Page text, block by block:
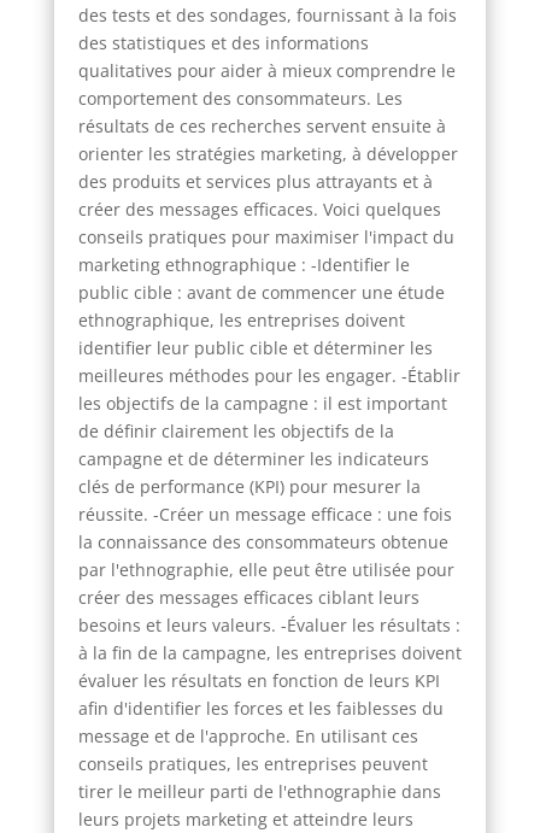
des tests et des sondages, fournissant à la fois
des statistiques et des informations
qualitatives pour aider à mieux comprendre le
comportement des consommateurs. Les
résultats de ces recherches servent ensuite à
orienter les stratégies marketing, à développer
des produits et services plus attrayants et à
créer des messages efficaces. Voici quelques
conseils pratiques pour maximiser l'impact du
marketing ethnographique : -Identifier le
public cible : avant de commencer une étude
ethnographique, les entreprises doivent
identifier leur public cible et déterminer les
meilleures méthodes pour les engager. -Établir
les objectifs de la campagne : il est important
de définir clairement les objectifs de la
campagne et de déterminer les indicateurs
clés de performance (KPI) pour mesurer la
réussite. -Créer un message efficace : une fois
la connaissance des consommateurs obtenue
par l'ethnographie, elle peut être utilisée pour
créer des messages efficaces ciblant leurs
besoins et leurs valeurs. -Évaluer les résultats :
à la fin de la campagne, les entreprises doivent
évaluer les résultats en fonction de leurs KPI
afin d'identifier les forces et les faiblesses du
message et de l'approche. En utilisant ces
conseils pratiques, les entreprises peuvent
tirer le meilleur parti de l'ethnographie dans
leurs projets marketing et atteindre leurs